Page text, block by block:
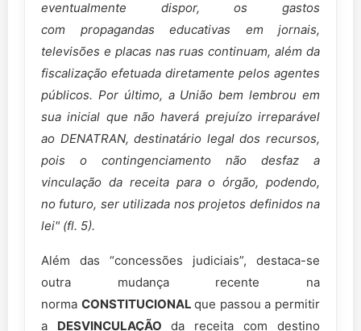
eventualmente dispor, os gastos
com propagandas educativas em jornais,
televisões e placas nas ruas continuam, além da
fiscalização efetuada diretamente pelos agentes
públicos. Por último, a União bem lembrou em
sua inicial que não haverá prejuízo irreparável
ao DENATRAN, destinatário legal dos recursos,
pois o contingenciamento não desfaz a
vinculação da receita para o órgão, podendo,
no futuro, ser utilizada nos projetos definidos na
lei" (fl. 5).
Além das “concessões judiciais”, destaca-se
outra mudança recente na
norma CONSTITUCIONALque passou a permitir
a DESVINCULAÇÃO da receita com destino